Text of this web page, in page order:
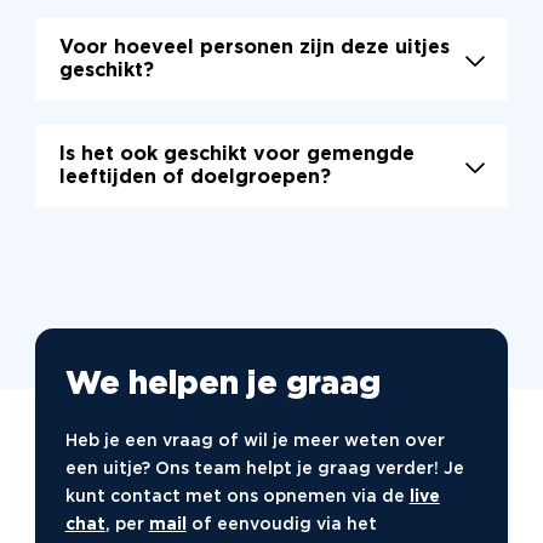
Deze spellen zijn het populairst om zelfstandig te
Party at home– Voer hilarische opdrachten
uit met je eigen groep
onderhandel in de levensgrote versie!
in je eigen buurt of wijk
Citygame gek op Holland
- Typisch Hollandse
opdrachten en weetjes tijdens een vrolijke
Voor hoeveel personen zijn deze uitjes
geschikt?
Is het ook geschikt voor gemengde
leeftijden of doelgroepen?
We helpen je graag
Heb je een vraag of wil je meer weten over
een uitje? Ons team helpt je graag verder! Je
kunt contact met ons opnemen via de
live
chat, per mail
of eenvoudig via het